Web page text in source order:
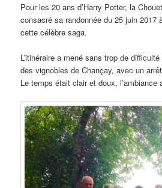
Pour les 20 ans d’Harry Potter, la
consacré sa randonnée du 25 juin 2017
cette célèbre saga.
L’itinéraire a mené sans trop de
des vignobles de Chançay, avec un
Le temps était clair et doux, l’ambiance